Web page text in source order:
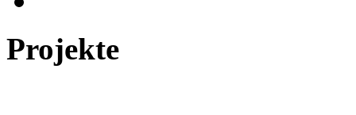
Projekte